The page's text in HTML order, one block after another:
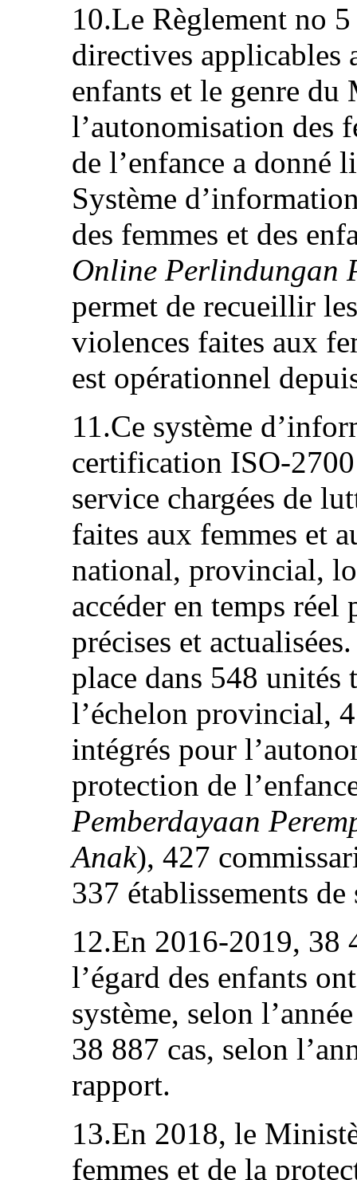
10.Le Règlement no
directives applicables
enfants et le genre du
l’autonomisation des
de l’enfance a donné
Système
des femmes et des
Online Perlindungan
permet de recueillir
violences faites aux
est opérationnel
11.Ce système
certification ISO-
service chargées de
faites aux femmes et
national, provincial,
accéder en temps réel
précises et
place dans 548 unités
l’échelon provincial,
intégrés pour
protection de
Pemberdayaan
Anak), 427
337 établissements de
12.En 2016-2019, 38
l’égard des enfants
système, selon
38 887 cas, selon
rapport.
13.En 2018, le
femmes et de la